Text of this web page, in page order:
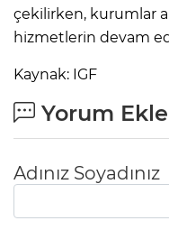
çekilirken, kurumlar
hizmetlerin devam
Kaynak: IGF
Yorum Ekle
Adınız Soyadınız